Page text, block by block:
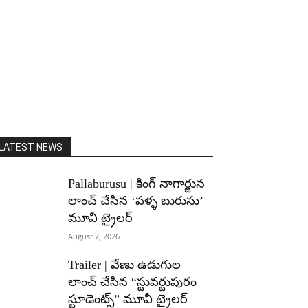
NEWS
Pallaburusu | కింగ్ నాగార్జున
లాంచ్ చేసిన ‘పళ్ళ బురుసు’
మూవీ ట్రైలర్
August 7, 2026
Trailer | వేణు ఉడుగుల
లాంచ్ చేసిన “స్టువర్టుపురం
స్టూడెంట్స్” మూవీ ట్రైలర్